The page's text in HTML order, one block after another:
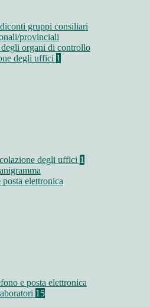
gruppi consiliari
provinciali
organi di controllo
degli uffici 1
degli uffici 1
elettronica
e posta elettronica
15